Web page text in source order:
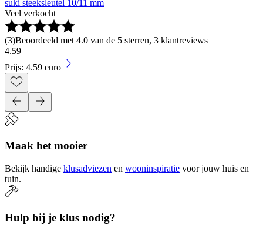
suki steeksleutel 10/11 mm
Veel verkocht
(3)Beoordeeld met 4.0 van de 5 sterren, 3 klantreviews
4.59
Prijs: 4.59 euro
Maak het mooier
Bekijk handige klusadviezen en wooninspiratie voor jouw huis en
tuin.
Hulp bij je klus nodig?